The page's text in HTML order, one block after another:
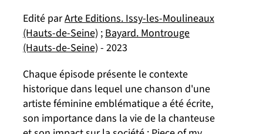
Edité parArte Editions. Issy-les-Moulineaux
(Hauts-de-Seine) ;Bayard. Montrouge
(Hauts-de-Seine) - 2023
Chaque épisode présente le contexte
historique dans lequel une chanson d'une
artiste féminine emblématique a été écrite,
son importance dans la vie de la chanteuse